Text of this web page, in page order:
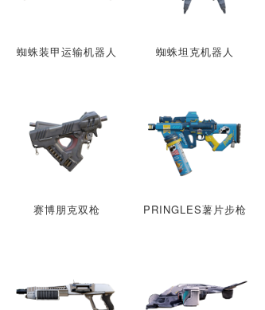
蜘蛛装甲运输机器人 蜘蛛坦克机器人
赛博朋克双枪 PRINGLES薯片步枪